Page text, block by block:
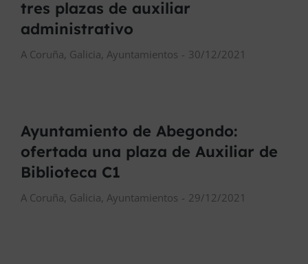
tres plazas de auxiliar
administrativo
A Coruña, Galicia, Ayuntamientos 30/12/2021
Ayuntamiento de Abegondo:
ofertada una plaza de Auxiliar de
Biblioteca C1
A Coruña, Galicia, Ayuntamientos 29/12/2021